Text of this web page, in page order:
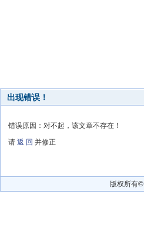
出现错误！
错误原因：对不起，该文章不存在！
请 返 回 并修正
版权所有©